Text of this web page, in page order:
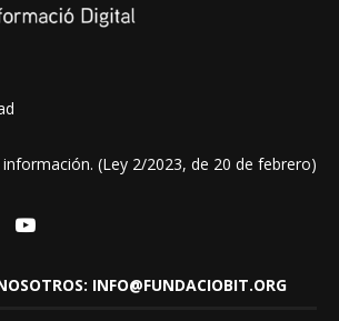
(Ley 2/2023, de 20 de febrero)
INFO@FUNDACIOBIT.ORG